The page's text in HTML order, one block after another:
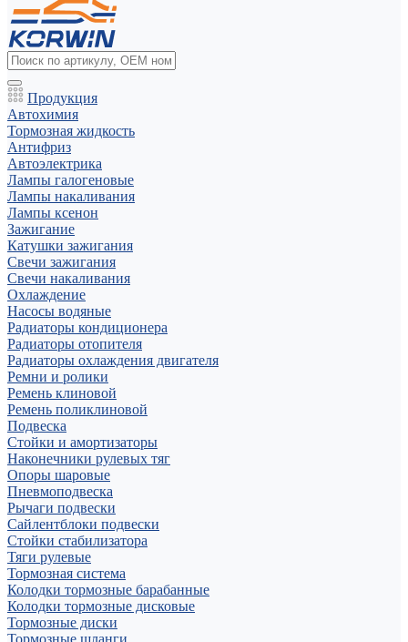
Продукция
Автохимия
Тормозная жидкость
Антифриз
Автоэлектрика
Лампы галогеновые
Лампы накаливания
Лампы ксенон
Зажигание
Катушки зажигания
Свечи зажигания
Свечи накаливания
Охлаждение
Насосы водяные
Радиаторы кондиционера
Радиаторы отопителя
Радиаторы охлаждения двигателя
Ремни и ролики
Ремень клиновой
Ремень поликлиновой
Подвеска
Стойки и амортизаторы
Наконечники рулевых тяг
Опоры шаровые
Пневмоподвеска
Рычаги подвески
Сайлентблоки подвески
Стойки стабилизатора
Тяги рулевые
Тормозная система
Колодки тормозные барабанные
Колодки тормозные дисковые
Тормозные диски
Тормозные шланги